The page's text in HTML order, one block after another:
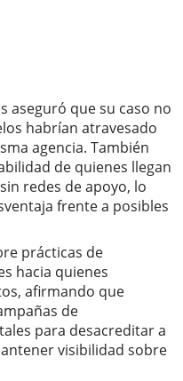
aseguró que su caso no
habrían atravesado
agencia. También
de quienes llegan
redes de apoyo, lo
frente a posibles
prácticas de
hacia quienes
afirmando que
de
para desacreditar a
visibilidad sobre